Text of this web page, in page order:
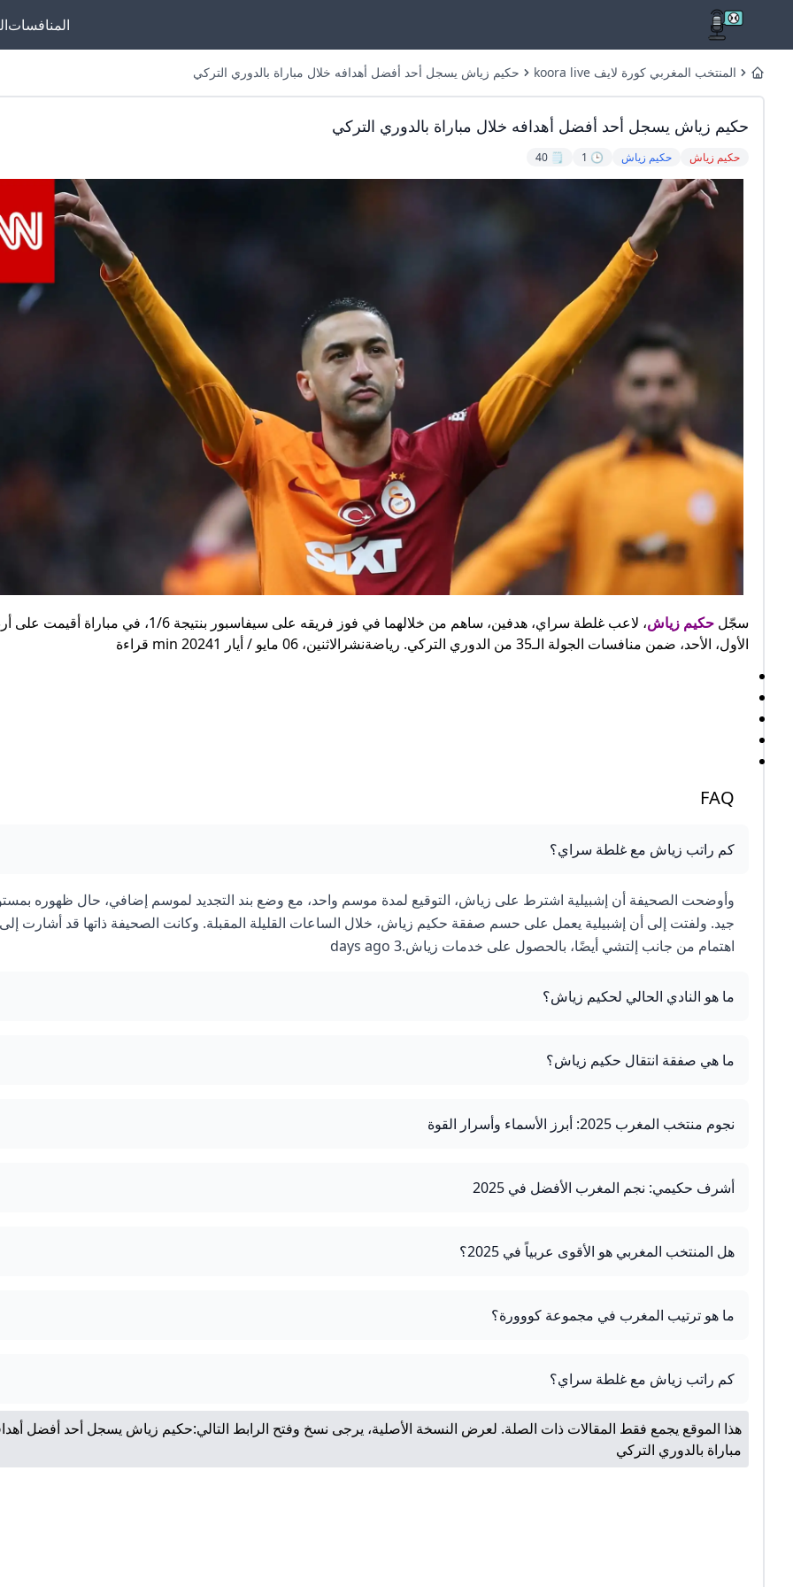
المنافسات
Homeالمنتخب المغربي كورة لايف koora live حكيم زياش يسجل أحد أفضل أهدافه خلال مباراة بالدوري التركي
حكيم زياش يسجل أحد أفضل أهدافه خلال مباراة بالدوري التركي
حكيم زياش حكيم زياش 🕒 1
🗒️ 40
سجّل حكيم زياش
، لاعب غلطة سراي، هدفين، ساهم من خلالهما في فوز فريقه على سيفاسبور بنتيجة 1/
الأول، الأحد، ضمن منافسات الجولة الـ35 من الدوري التركي. رياضةنشرالاثنين، 06 مايو / أيار 20241 min قراءة
FAQ
كم راتب زياش مع غلطة سراي؟
وأوضحت الصحيفة أن إشبيلية اشترط على زياش، التوقيع لمدة موسم واحد، مع وضع بند التجديد لموسم إضافي، حال ظهوره
جيد. ولفتت إلى أن إشبيلية يعمل على حسم صفقة حكيم زياش، خلال الساعات القليلة المقبلة. وكانت الصحيفة ذاتها قد أشارت
اهتمام من جانب إلتشي أيضًا، بالحصول على خدمات زياش.3 days ago
ما هو النادي الحالي لحكيم زياش؟
ما هي صفقة انتقال حكيم زياش؟
نجوم منتخب المغرب 2025: أبرز الأسماء وأسرار القوة
أشرف حكيمي: نجم المغرب الأفضل في 2025
هل المنتخب المغربي هو الأقوى عربياً في 2025؟
ما هو ترتيب المغرب في مجموعة كووورة؟
كم راتب زياش مع غلطة سراي؟
هذا الموقع يجمع فقط المقالات ذات الصلة. لعرض النسخة الأصلية، يرجى نسخ وفتح الرابط التالي:حكيم زياش يسجل أحد أفضل
مباراة بالدوري التركي